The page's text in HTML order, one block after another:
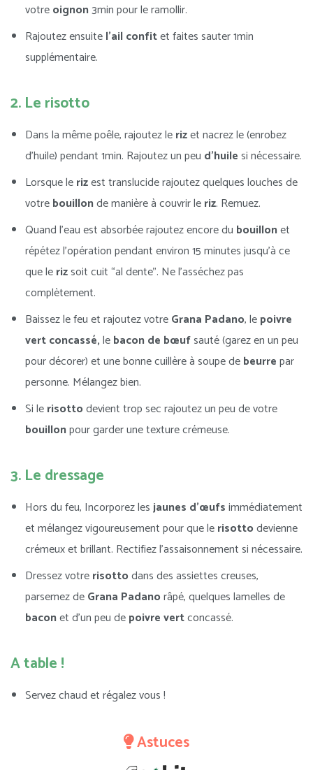
votreoignon3min pour le ramollir.
Rajoutez ensuitel’ailconfitet faites sauter 1min
supplémentaire.
2. Le risotto
Dans la même poêle, rajoutez lerizet nacrez le (enrobez
d’huile) pendant 1min. Rajoutez un peu d’huilesi nécessaire.
Lorsque lerizest translucide rajoutez quelques louches de
votrebouillonde manière à couvrir leriz. Remuez.
Quand l’eau est absorbée rajoutez encore du bouillonet
répétez l’opération pendant environ 15 minutes jusqu’à ce
que lerizsoit cuit “al dente”. Ne l’asséchez pas
complètement.
Baissez le feu et rajoutez votreGrana Padano, lepoivre
vert concassé,lebacon de bœufsauté (garez en un peu
pour décorer) et une bonne cuillère à soupe debeurrepar
personne. Mélangez bien.
Si lerisottodevient trop sec rajoutez un peu de votre
bouillonpour garder une texture crémeuse.
3. Le dressage
Hors du feu, Incorporez lesjaunes d’œufsimmédiatement
et mélangez vigoureusement pour que lerisottodevienne
crémeux et brillant. Rectifiez l’assaisonnement si nécessaire.
Dressez votrerisottodans des assiettes creuses,
parsemez deGrana Padanorâpé, quelques lamelles de
baconet d’un peu depoivre vertconcassé.
A table !
Servez chaud et régalez vous !
Astuces